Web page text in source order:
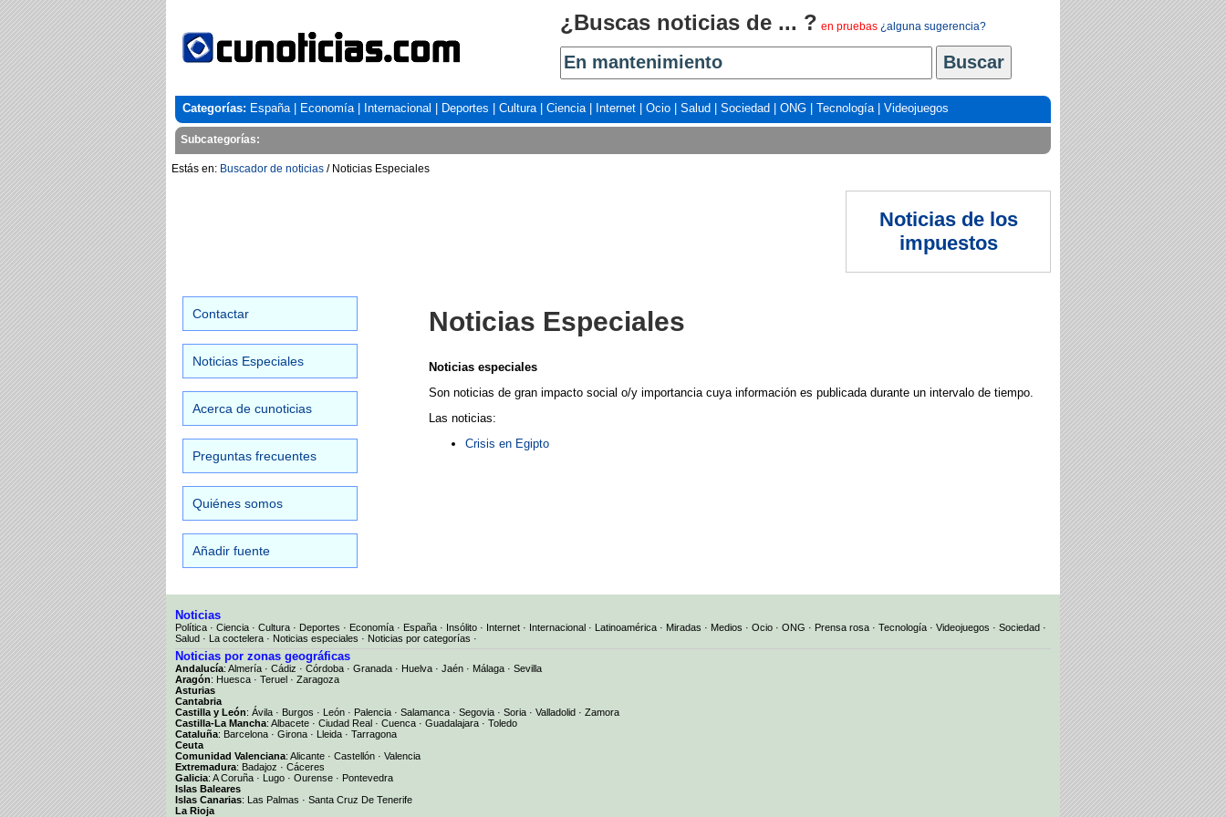
¿Buscas noticias de ... ? en pruebas ¿alguna sugerencia?
Categorías: España| Economía| Internacional Deportes Cultura| Ciencia| Internet Ocio Salud Sociedad ONG Tecnología| Videojuegos
Subcategorías:
Estás en: Buscador de noticias / Noticias Especiales
Noticias de los
impuestos
Contactar
Noticias Especiales
Acerca de cunoticias
Preguntas frecuentes
Quiénes somos
Añadir fuente
Noticias Especiales
Noticias especiales
Son noticias de gran impacto social o/y importancia cuya información es publicada durante un intervalo de tiempo.
Las noticias:
Crisis en Egipto
Noticias
Política · Ciencia · Cultura · Deportes · Economía · España · Insólito · Internet · Internacional · Latinoamérica · Miradas · Medios · Ocio · ONG · Prensa rosa · Tecnología · Videojuegos · Sociedad ·
Salud · La coctelera · Noticias especiales · Noticias por categorías ·
Noticias por zonas geográficas
Andalucía: Almería · Cádiz · Córdoba · Granada · Huelva · Jaén · Málaga · Sevilla
Aragón: Huesca · Teruel · Zaragoza
Asturias
Cantabria
Castilla y León: Ávila · Burgos · León · Palencia · Salamanca · Segovia · Soria · Valladolid · Zamora
Castilla-La Mancha: Albacete · Ciudad Real · Cuenca · Guadalajara · Toledo
Cataluña: Barcelona · Girona · Lleida · Tarragona
Ceuta
Comunidad Valenciana: Alicante · Castellón · Valencia
Extremadura: Badajoz · Cáceres
Galicia: A Coruña · Lugo · Ourense · Pontevedra
Islas Baleares
Islas Canarias: Las Palmas · Santa Cruz De Tenerife
La Rioja